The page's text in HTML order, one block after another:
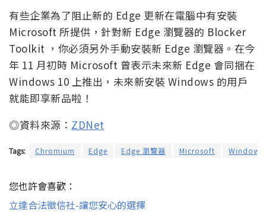
有些企業為了阻止新的 Edge 更新在電腦中有安裝
Microsoft 所提供，針對新 Edge 瀏覽器的 Blocker
Toolkit ，你必須另外手動安裝新 Edge 瀏覽器。在今
年 11 月初時 Microsoft 曾表示未來新 Edge 會同捆在
Windows 10 上推出，未來新安裝 Windows 的用戶
就能即享新品啦！
◎資料來源： ZDNet
Tags: Chromium Edge Edge 瀏覽器 Microsoft Windows
您也許會喜歡：
立達合法徵信社-讓您安心的選擇